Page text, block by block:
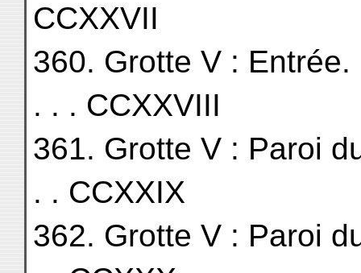
CCXXVII
360. Grotte V :
. . . CCXXVIII
361. Grotte V : Paroi
. . CCXXIX
362. Grotte V : Paroi